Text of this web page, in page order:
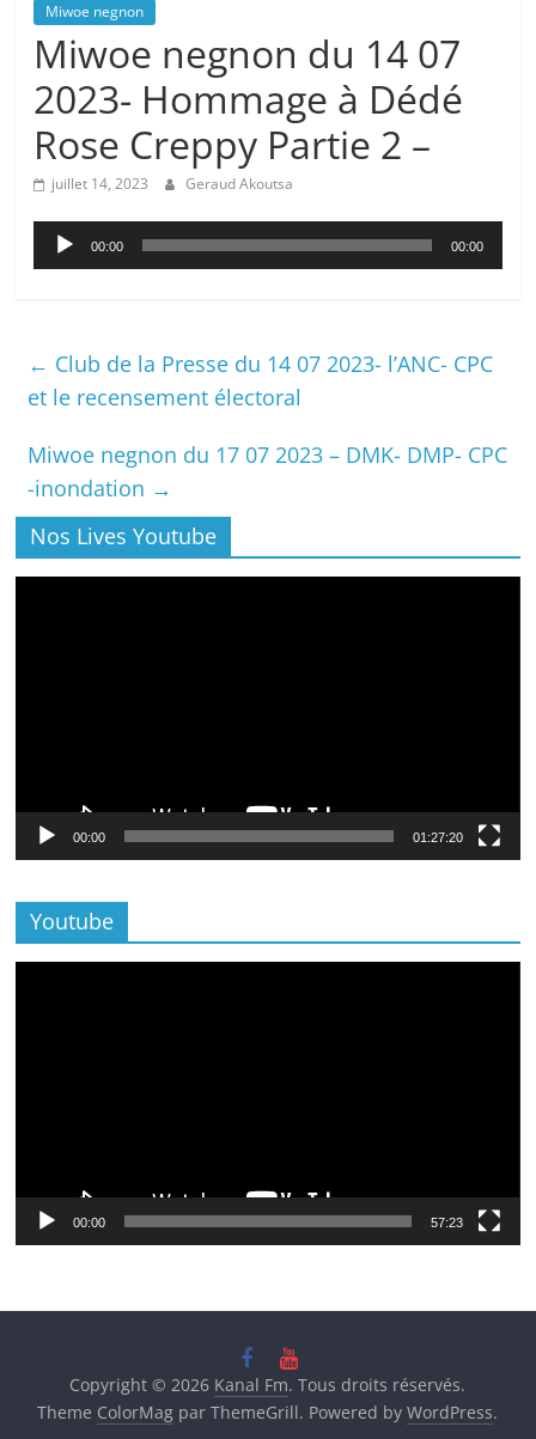
Miwoe negnon
Miwoe negnon du 14 07
2023- Hommage à Dédé
Rose Creppy Partie 2 –
juillet 14, 2023 Geraud Akoutsa
Lecteur
audio
00:00 00:00
← Club de la Presse du 14 07 2023- l’ANC- CPC
et le recensement électoral
Miwoe negnon du 17 07 2023 – DMK- DMP- CPC
-inondation →
Nos Lives Youtube
00:00 01:27:20
Youtube
00:00 57:23
Copyright © 2026 Kanal Fm. Tous droits réservés.
Theme ColorMag par ThemeGrill. Powered byWordPress.